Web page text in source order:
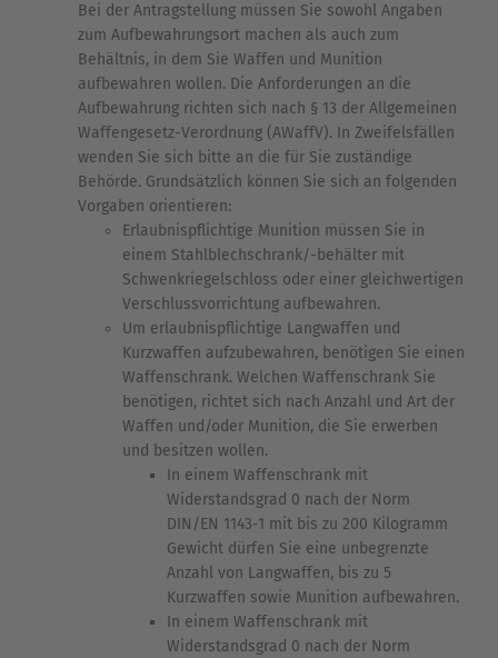
Bei der Antragstellung müssen Sie sowohl Angaben
zum Aufbewahrungsort machen als auch zum
Behältnis, in dem Sie Waffen und Munition
aufbewahren wollen. Die Anforderungen an die
Aufbewahrung richten sich nach § 13 der Allgemeinen
Waffengesetz-Verordnung (AWaffV). In Zweifelsfällen
wenden Sie sich bitte an die für Sie zuständige
Behörde. Grundsätzlich können Sie sich an folgenden
Vorgaben orientieren:
Erlaubnispflichtige Munition müssen Sie in
einem Stahlblechschrank/-behälter mit
Schwenkriegelschloss oder einer gleichwertigen
Verschlussvorrichtung aufbewahren.
Um erlaubnispflichtige Langwaffen und
Kurzwaffen aufzubewahren, benötigen Sie einen
Waffenschrank. Welchen Waffenschrank Sie
benötigen, richtet sich nach Anzahl und Art der
Waffen und/oder Munition, die Sie erwerben
und besitzen wollen.
In einem Waffenschrank mit
Widerstandsgrad 0 nach der Norm
DIN/EN 1143-1 mit bis zu 200 Kilogramm
Gewicht dürfen Sie eine unbegrenzte
Anzahl von Langwaffen, bis zu 5
Kurzwaffen sowie Munition aufbewahren.
In einem Waffenschrank mit
Widerstandsgrad 0 nach der Norm